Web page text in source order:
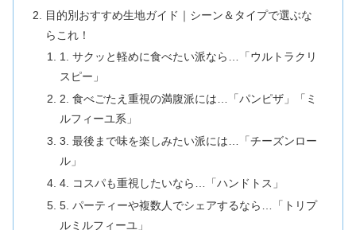
目的別おすすめ生地ガイド｜シーン＆タイプで選ぶな
らこれ！
1. サクッと軽めに食べたい派なら…「ウルトラクリ
スピー」
2. 食べごたえ重視の満腹派には…「パンピザ」「ミ
ルフィーユ系」
3. 最後まで味を楽しみたい派には…「チーズンロー
ル」
4. コスパも重視したいなら…「ハンドトス」
5. パーティーや複数人でシェアするなら…「トリプ
ルミルフィーユ」